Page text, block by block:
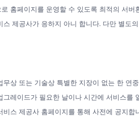
홈페이지를 운영할 수 있도록 최적의 서버
제공사가 응하지 아니 합니다. 다만 별도
상 또는 기술상 특별한 지장이 없는 한 연
레이드가 필요한 날이나 시간에 서비스를
스 제공사 홈페이지를 통해 사전에 공지합